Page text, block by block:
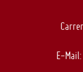
E-Mail: